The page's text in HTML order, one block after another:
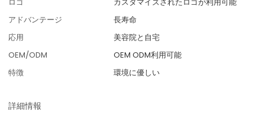
アドバンテージ
長寿命
応用
美容院と自宅
OEM/ODM
OEM ODM利用可能
特徴
環境に優しい
詳細情報